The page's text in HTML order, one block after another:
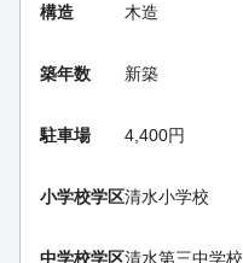
構造 木造
築年数 新築
駐車場 4,400円
小学校学区清水小学校
中学校学区清水第三中学校